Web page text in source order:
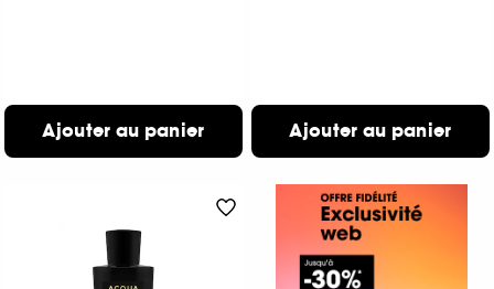
Ajouter au panier Ajouter au panier